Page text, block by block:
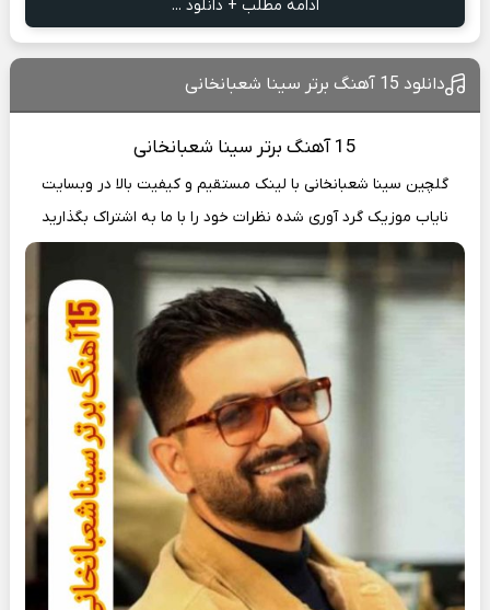
ادامه مطلب + دانلود ...
دانلود 15 آهنگ برتر سینا شعبانخانی
15 آهنگ برتر سینا شعبانخانی
گلچین سینا شعبانخانی با لینک مستقیم و کیفیت بالا در وبسایت
نایاب موزیک گرد آوری شده نظرات خود را با ما به اشتراک بگذارید